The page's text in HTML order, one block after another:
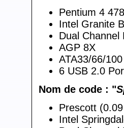
Pentium 4
Intel Granite
Dual
AGP 8X
ATA33/66/100
6 USB 2.0
Nom de code : "
Prescott
Intel